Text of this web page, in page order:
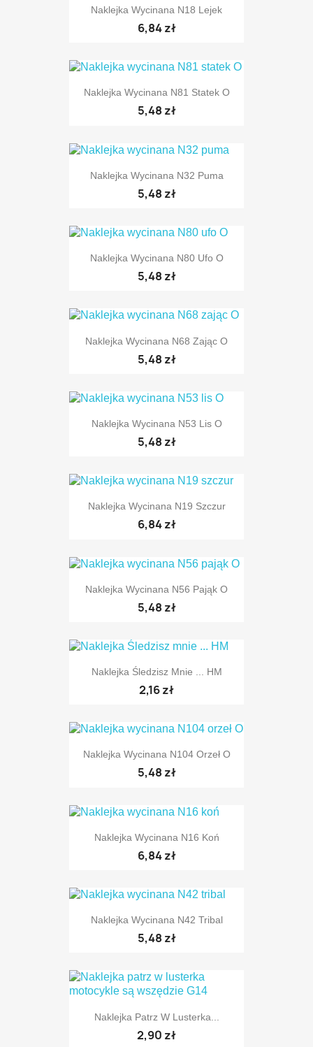
Naklejka Wycinana N18 Lejek
6,84 zł
Naklejka Wycinana N81 Statek O
5,48 zł
Naklejka Wycinana N32 Puma
5,48 zł
Naklejka Wycinana N80 Ufo O
5,48 zł
Naklejka Wycinana N68 Zając O
5,48 zł
Naklejka Wycinana N53 Lis O
5,48 zł
Naklejka Wycinana N19 Szczur
6,84 zł
Naklejka Wycinana N56 Pająk O
5,48 zł
Naklejka Śledzisz Mnie ... HM
2,16 zł
Naklejka Wycinana N104 Orzeł O
5,48 zł
Naklejka Wycinana N16 Koń
6,84 zł
Naklejka Wycinana N42 Tribal
5,48 zł
Naklejka Patrz W Lusterka...
2,90 zł